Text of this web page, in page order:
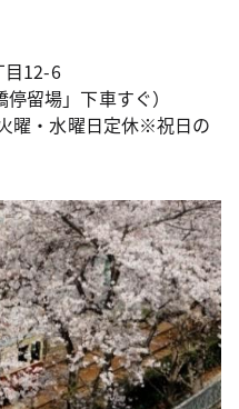
目12-6
留場」下車すぐ）
曜・水曜日定休※祝日の